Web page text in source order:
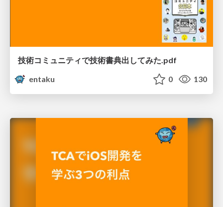
技術コミュニティで技術書典出してみた.pdf
entaku
0 130